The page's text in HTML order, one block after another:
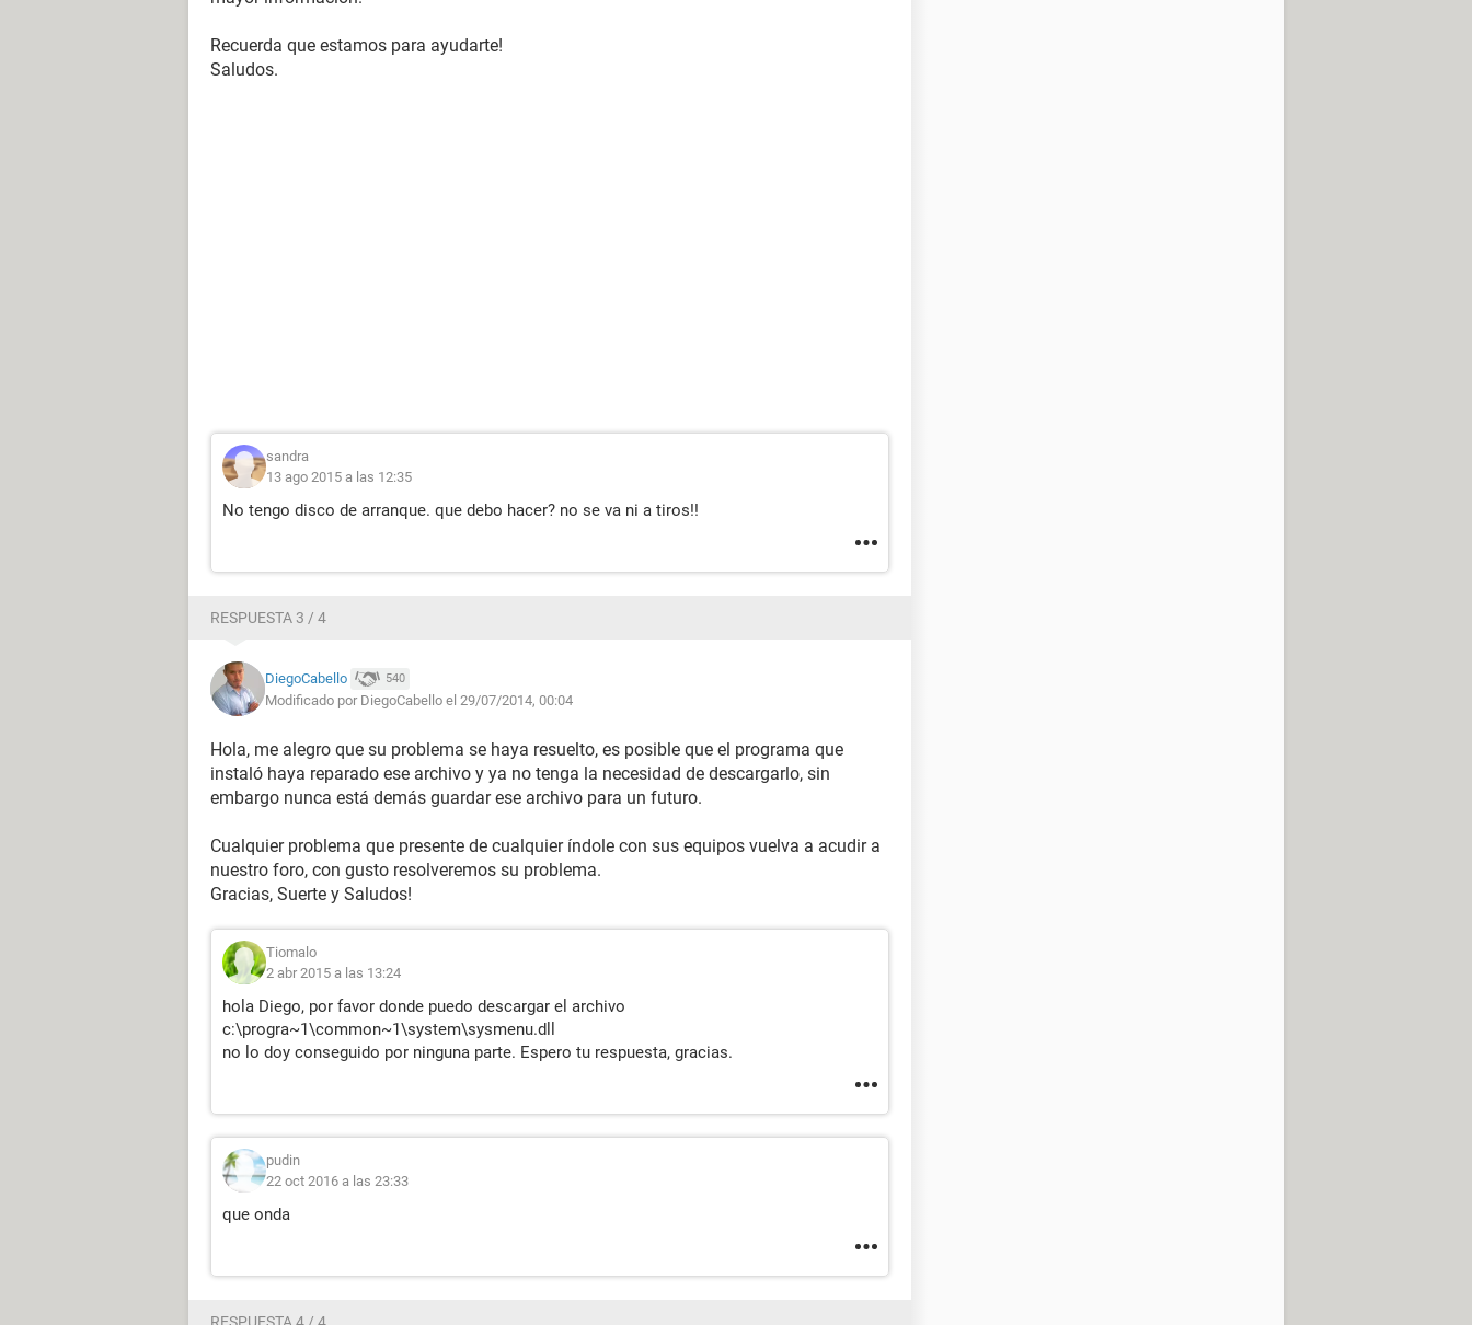
Recuerda que estamos para ayudarte!
Saludos.
sandra
13 ago 2015 a las 12:35
No tengo disco de arranque. que debo hacer? no se va ni a tiros!!
RESPUESTA 3 / 4
DiegoCabello 540
Modificado por DiegoCabello el 29/07/2014, 00:04
Hola, me alegro que su problema se haya resuelto, es posible que el programa que
instaló haya reparado ese archivo y ya no tenga la necesidad de descargarlo, sin
embargo nunca está demás guardar ese archivo para un futuro.
Cualquier problema que presente de cualquier índole con sus equipos vuelva a acudir a
nuestro foro, con gusto resolveremos su problema.
Gracias, Suerte y Saludos!
Tiomalo
2 abr 2015 a las 13:24
hola Diego, por favor donde puedo descargar el archivo
c:\progra~1\common~1\system\sysmenu.dll
no lo doy conseguido por ninguna parte. Espero tu respuesta, gracias.
pudin
22 oct 2016 a las 23:33
que onda